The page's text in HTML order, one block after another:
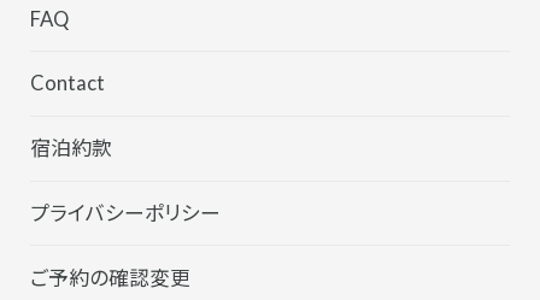
FAQ
Contact
宿泊約款
プライバシーポリシー
ご予約の確認変更